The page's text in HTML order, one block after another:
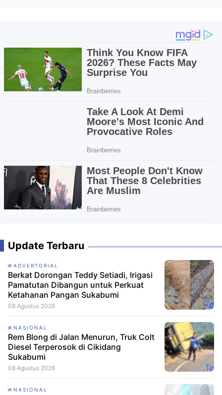
Update Terbaru
ADVERTORIAL
Berkat Dorongan Teddy Setiadi, Irigasi
Pamatutan Dibangun untuk Perkuat
Ketahanan Pangan Sukabumi
08 Agustus 2026
NASIONAL
Rem Blong di Jalan Menurun, Truk Colt
Diesel Terperosok di Cikidang
Sukabumi
08 Agustus 2026
NASIONAL